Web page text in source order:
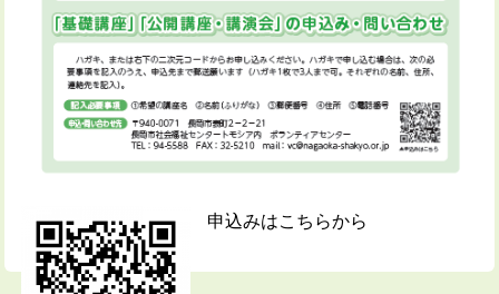
申込みはこちらから